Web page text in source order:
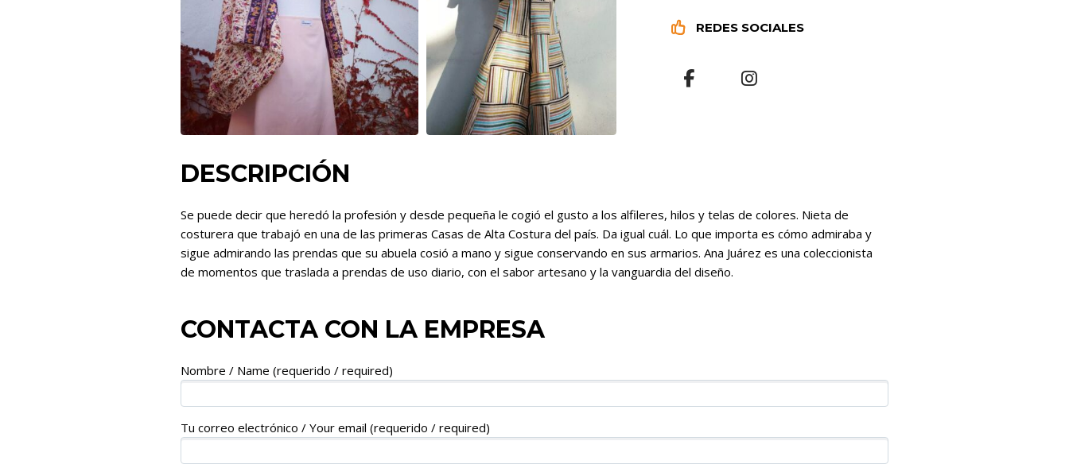

 REDES SOCIALES
DESCRIPCIÓN
Se puede decir que heredó la profesión y desde pequeña le cogió el gusto a los alfileres, hilos y telas de colores. Nieta de
costurera que trabajó en una de las primeras Casas de Alta Costura del país. Da igual cuál. Lo que importa es cómo admiraba y
sigue admirando las prendas que su abuela cosió a mano y sigue conservando en sus armarios. Ana Juárez es una coleccionista
de momentos que traslada a prendas de uso diario, con el sabor artesano y la vanguardia del diseño.
CONTACTA CON LA EMPRESA
Nombre / Name (requerido / required)
Tu correo electrónico / Your email (requerido / required)